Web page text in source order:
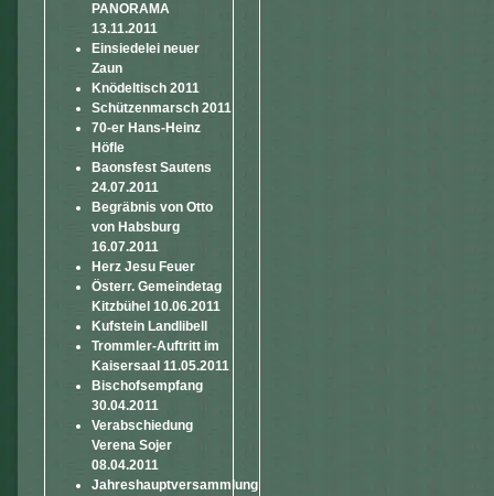
PANORAMA
13.11.2011
Einsiedelei neuer
Zaun
Knödeltisch 2011
Schützenmarsch 2011
70-er Hans-Heinz
Höfle
Baonsfest Sautens
24.07.2011
Begräbnis von Otto
von Habsburg
16.07.2011
Herz Jesu Feuer
Österr. Gemeindetag
Kitzbühel 10.06.2011
Kufstein Landlibell
Trommler-Auftritt im
Kaisersaal 11.05.2011
Bischofsempfang
30.04.2011
Verabschiedung
Verena Sojer
08.04.2011
Jahreshauptversammlung